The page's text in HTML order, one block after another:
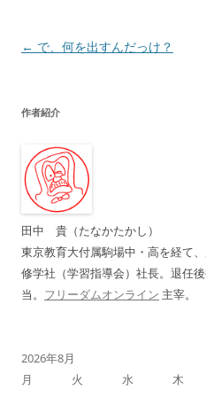
投
ビ
ー
シ
ン
← で、何を出すんだっけ？
作者紹介
田中 貴（たなかたかし）
東京教育大付属駒場中・高を経て
修学社（学習指導会）社長。退任
当。 フリーダムオンライン 主宰。
2026年8月
月
火 水 木